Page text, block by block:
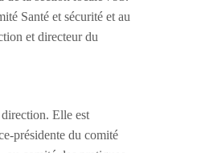
Santé et sécurité et au
et directeur du
Elle est
présidente du comité